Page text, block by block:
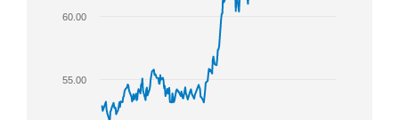
55.00
60.00